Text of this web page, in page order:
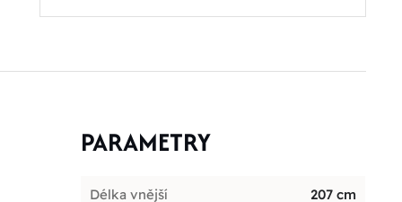
PARAMETRY
Délka vnější 207 cm